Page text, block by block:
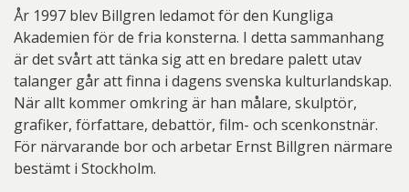
År 1997 blev Billgren ledamot för den Kungliga
Akademien för de fria konsterna. I detta sammanhang
är det svårt att tänka sig att en bredare palett utav
talanger går att finna i dagens svenska kulturlandskap.
När allt kommer omkring är han målare, skulptör,
grafiker, författare, debattör, film- och scenkonstnär.
För närvarande bor och arbetar Ernst Billgren närmare
bestämt i Stockholm.